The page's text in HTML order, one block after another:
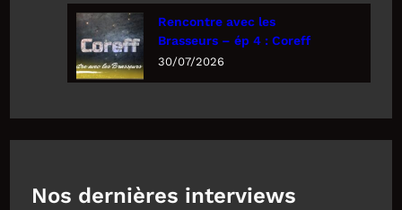
Rencontre avec les
Brasseurs – ép 4 : Coreff
30/07/2026
Nos dernières interviews